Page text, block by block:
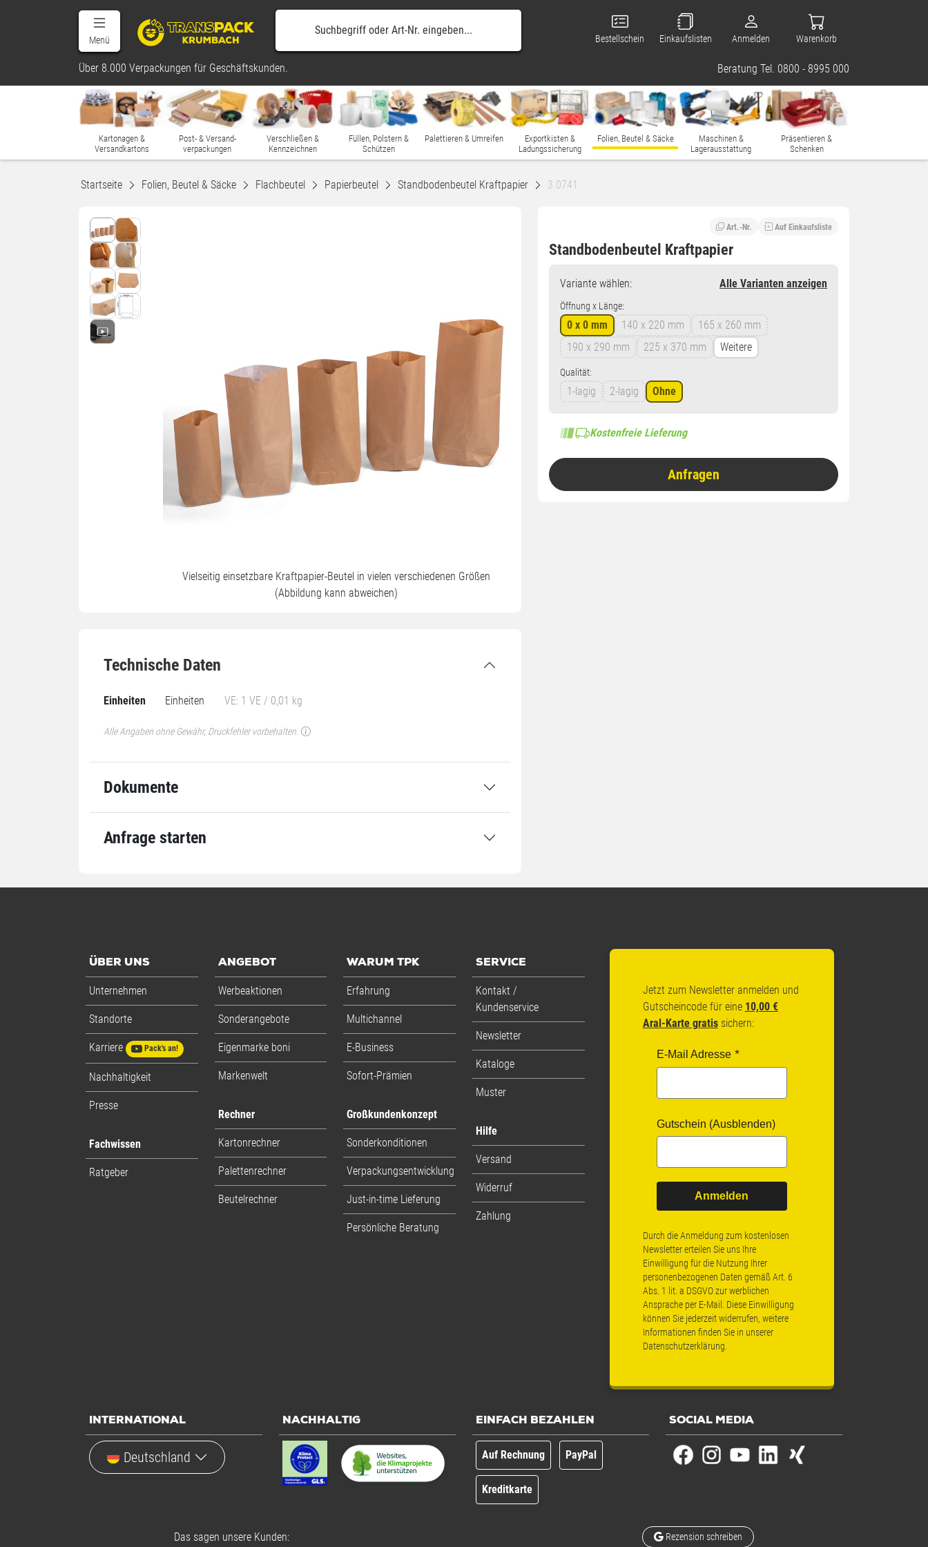
Menü Bestellschein Einkaufslisten Anmelden Warenkorb
Über 8.000 Verpackungen für Geschäftskunden. Beratung Tel. 0800 - 8995 000
Kartonagen &
Versandkartons
Post- & Versand-
verpackungen
Verschließen &
Kennzeichnen
Füllen, Polstern &
Schützen
Palettieren & Umreifen
Exportkisten &
Ladungssicherung
Folien, Beutel & Säcke
Maschinen &
Lagerausstattung
Präsentieren &
Schenken
Startseite Folien, Beutel & Säcke Flachbeutel Papierbeutel Standbodenbeutel Kraftpapier 3.0741
Vielseitig einsetzbare Kraftpapier-Beutel in vielen verschiedenen Größen
(Abbildung kann abweichen)
Technische Daten
Einheiten Einheiten VE: 1 VE / 0,01 kg
Alle Angaben ohne Gewähr, Druckfehler vorbehalten.
Dokumente
Anfrage starten
Art.-Nr. Auf Einkaufsliste
Standbodenbeutel Kraftpapier
Variante wählen: Alle Varianten anzeigen
Öffnung x Länge:
0 x 0 mm 140 x 220 mm
165 x 260 mm
190 x 290 mm
225 x 370 mm Weitere
Qualität:
1-lagig 2-lagig Ohne
Kostenfreie Lieferung
Anfragen
ÜBER UNS
Unternehmen
Standorte
Karriere Pack's an!
Nachhaltigkeit
Presse
Fachwissen
Ratgeber
ANGEBOT
Werbeaktionen
Sonderangebote
Eigenmarke boni
Markenwelt
Rechner
Kartonrechner
Palettenrechner
Beutelrechner
WARUM TPK
Erfahrung
Multichannel
E-Business
Sofort-Prämien
Großkundenkonzept
Sonderkonditionen
Verpackungsentwicklung
Just-in-time Lieferung
Persönliche Beratung
SERVICE
Kontakt /
Kundenservice
Newsletter
Kataloge
Muster
Hilfe
Versand
Widerruf
Zahlung
Jetzt zum Newsletter anmelden und
Gutscheincode für eine 10,00 €
Aral-Karte gratissichern:
E-Mail Adresse
Gutschein (Ausblenden)
Anmelden
Durch die Anmeldung zum kostenlosen
Newsletter erteilen Sie uns Ihre
Einwilligung für die Nutzung Ihrer
personenbezogenen Daten gemäß Art. 6
Abs. 1 lit. a DSGVO zur werblichen
Ansprache per E-Mail. Diese Einwilligung
können Sie jederzeit widerrufen, weitere
Informationen finden Sie in unserer
Datenschutzerklärung.
INTERNATIONAL
Deutschland
NACHHALTIG EINFACH BEZAHLEN
Auf Rechnung PayPal
Kreditkarte
SOCIAL MEDIA
Das sagen unsere Kunden: Rezension schreiben